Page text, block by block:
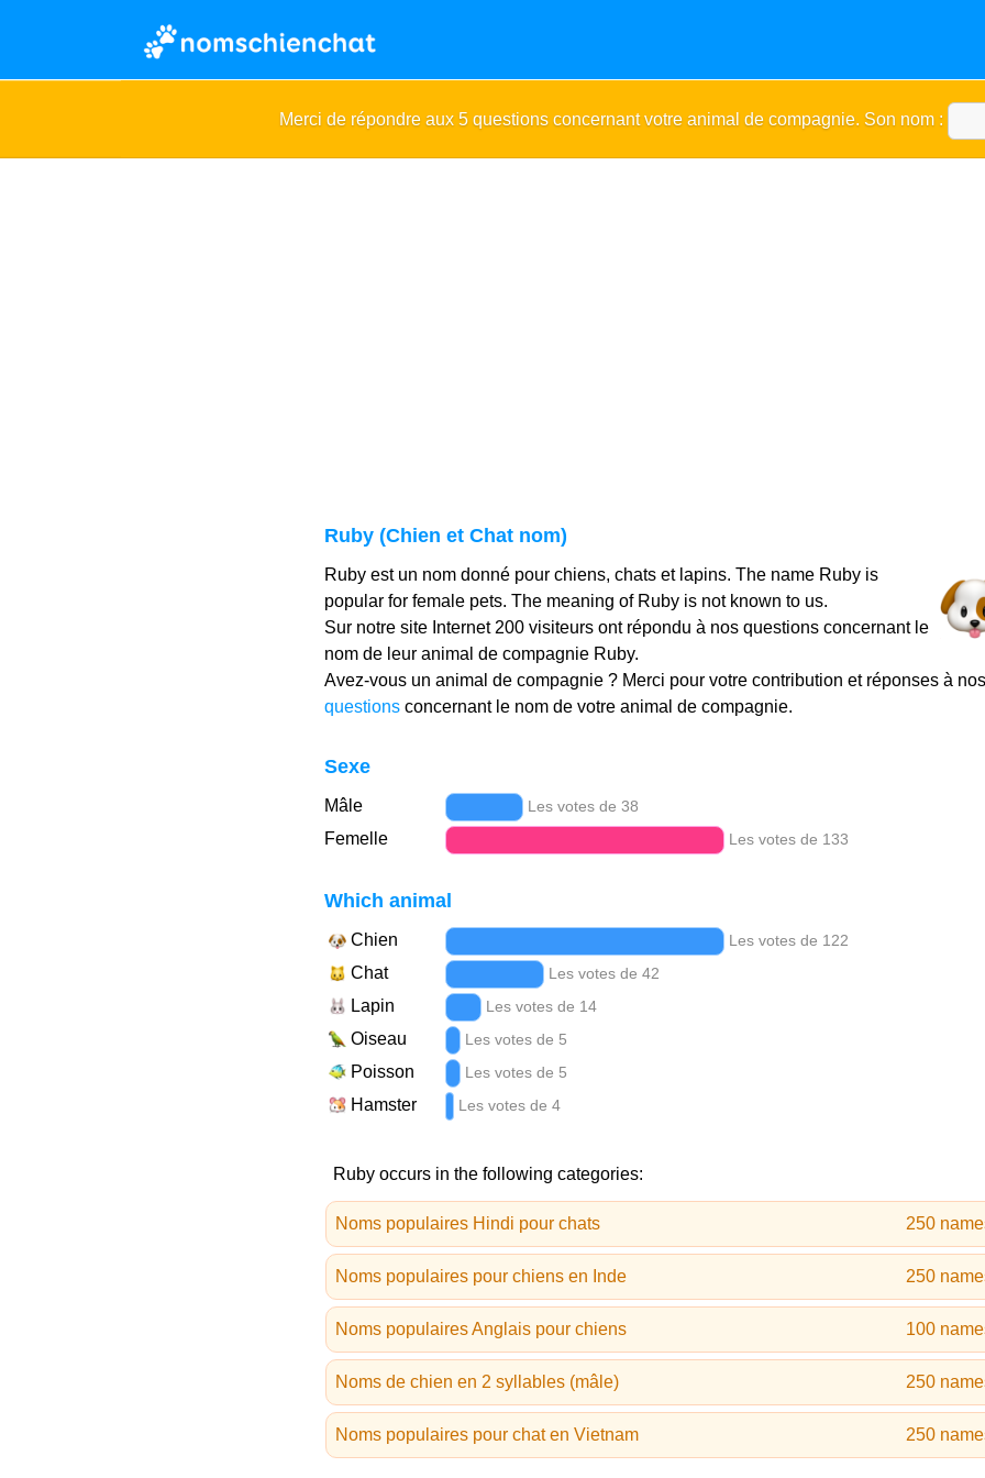
Merci de répondre aux 5 questions concernant votre animal de compagnie. Son nom :
Ruby (Chien et Chat nom)
Ruby est un nom donné pour chiens, chats et lapins. The name Ruby is
popular for female pets. The meaning of Ruby is not known to us.
Sur notre site Internet 200 visiteurs ont répondu à nos questions concernant le
nom de leur animal de compagnie Ruby.
Avez-vous un animal de compagnie ? Merci pour votre contribution et réponses à
questionsconcernant le nom de votre animal de compagnie.
Sexe
Mâle Les votes de 38
Femelle Les votes de 133
Which animal
Chien Les votes de 122
Chat Les votes de 42
Lapin Les votes de 14
Oiseau Les votes de 5
Poisson Les votes de 5
Hamster Les votes de 4
Ruby occurs in the following categories:
Noms populaires Hindi pour chats 250
Noms populaires pour chiens en Inde 250
Noms populaires Anglais pour chiens 100
Noms de chien en 2 syllables (mâle) 250
Noms populaires pour chat en Vietnam 250